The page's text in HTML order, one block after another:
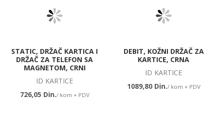
STATIC, DRŽAČ KARTICA I
DRŽAČ ZA TELEFON SA
MAGNETOM, CRNI
ID KARTICE
726,05 Din./ kom + PDV
DEBIT, KOŽNI DRŽAČ ZA
KARTICE, CRNA
ID KARTICE
1089,80 Din./ kom + PDV